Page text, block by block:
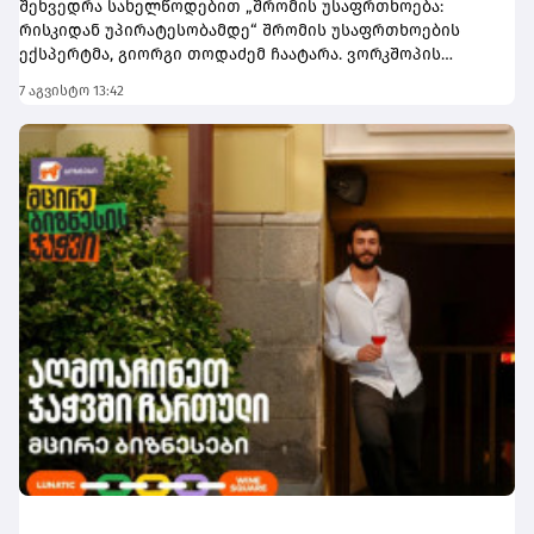
შეხვედრა სახელწოდებით „შრომის უსაფრთხოება:
რისკიდან უპირატესობამდე“ შრომის უსაფრთხოების
ექსპერტმა, გიორგი თოდაძემ ჩაატარა. ვორკშოპის
იმის შესახებ, თუ როგორ იქცევა უსაფრთხოების
სტანდარტების დანერგვა ბიზნესის მდგრადი
განვითარების, ფინანსური სტაბილურობისა და
რეპუტაციის გაძლიერების ინსტრუმენტად.ღონისძიებაზე
განხილული იყო ისეთი მნიშვნელოვანი საკითხები,
როგორიცაა უსაფრთხოების ეკონომიკა და ინვესტიციის
უკუგება (ROI); როგორ გადაიქცეს უსაფრთხოება ბიზნესის
სტრატეგიულ უპირატესობად; თანამშრომელთა
რესურსების მართვა; ლიდერის როლი უსაფრთხოების
კულტურის ჩამოყალიბებაში და ნდობაზე დაფუძნებული
სამუშაო გარემოს შექმნა.მონაწილეებმა ასევე მიიღეს
პრაქტიკული რეკომენდაციები კრიზისების მართვისა და
ბიზნესის უწყვეტობის დაგეგმვის (BCP) მიმართულებით -
როგორ მოემზადონ კომპანიები ფორსმაჟორული
სიტუაციებისთვის და შეამცირონ შესაძლო ფინანსური
თუ ოპერაციული რისკები.„საქართველოს ბანკი მცირე და
საშუალო ბიზნესის მხარდასაჭერად მუდმივად ქმნის
7 აგვისტო 13:42